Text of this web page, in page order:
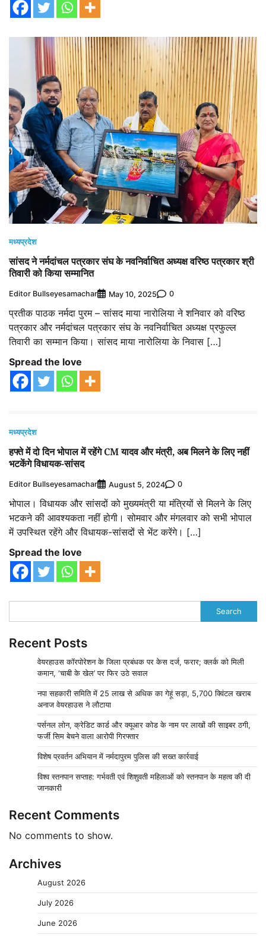
मध्यप्रदेश
सांसद ने नर्मदांचल पत्रकार संघ के नवनिर्वाचित अध्यक्ष वरिष्ठ पत्रकार श्री
तिवारी को किया सम्मानित
Editor Bullseyesamachar May 10, 2025 0
प्रतीक पाठक नर्मदा पुरम – सांसद माया नारोलिया ने शनिवार को वरिष्ठ
पत्रकार और नर्मदांचल पत्रकार संघ के नवनिर्वाचित अध्यक्ष प्रफुल्ल
तिवारी का सम्मान किया। सांसद माया नारोलिया के निवास […]
Spread the love
मध्यप्रदेश
हफ्ते में दो दिन भोपाल में रहेंगे CM यादव और मंत्री, अब मिलने के लिए नहीं
भटकेंगे विधायक-सांसद
Editor Bullseyesamachar August 5, 2024 0
भोपाल। विधायक और सांसदों को मुख्यमंत्री या मंत्रियों से मिलने के लिए
भटकने की आवश्यकता नहीं होगी। सोमवार और मंगलवार को सभी भोपाल
में उपस्थित रहेंगे और विधायक-सांसदों से भेंट करेंगे। […]
Spread the love
Search
Recent Posts
वेयरहाउस कॉरपोरेशन के जिला प्रबंधक पर केस दर्ज, फरार; क्लर्क को मिली
कमान, ‘चाबी के खेल’ पर फिर उठे सवाल
नपा सहकारी समिति में 25 लाख से अधिक का गेहूं सड़ा, 5,700 क्विंटल खराब
अनाज वेयरहाउस ने लौटाया
पर्सनल लोन, क्रेडिट कार्ड और क्यूआर कोड के नाम पर लाखों की साइबर ठगी,
फर्जी सिम बेचने वाला आरोपी गिरफ्तार
विशेष प्रवर्तन अभियान में नर्मदापुरम पुलिस की सख्त कार्रवाई
विश्व स्तनपान सप्ताह: गर्भवती एवं शिशुवती महिलाओं को स्तनपान के महत्व की दी
जानकारी
Recent Comments
No comments to show.
Archives
August 2026
July 2026
June 2026